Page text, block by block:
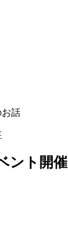
話
ント開催